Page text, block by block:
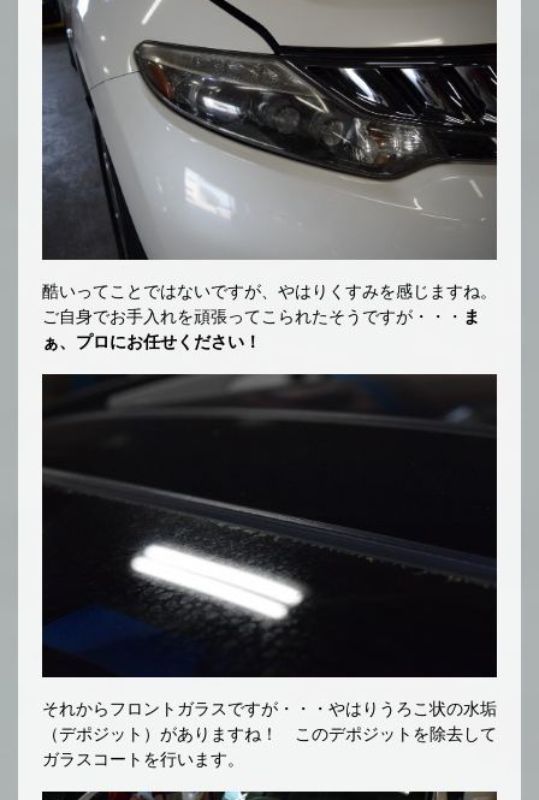
酷いってことではないですが、やはりくすみを感じますね。
ご自身でお手入れを頑張ってこられたそうですが・・・ ま
ぁ、プロにお任せください！
それからフロントガラスですが・・・やはりうろこ状の水垢
（デポジット）がありますね！ このデポジットを除去して
ガラスコートを行います。